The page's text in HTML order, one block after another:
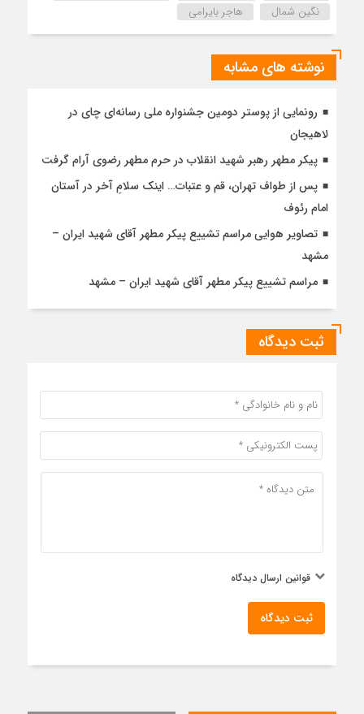
نگین شمال
هاجر بایرامی
نوشته های مشابه
رونمایی از پوستر دومین جشنواره ملی رسانه‌ای چای در
لاهیجان
پیکر مطهر رهبر شهید انقلاب در حرم مطهر رضوی آرام گرفت
پس از طواف تهران، قم و عتبات… اینک سلامِ آخر در آستان
امام رئوف
تصاویر هوایی مراسم تشییع پیکر مطهر آقای شهید ایران –
مشهد
مراسم تشییع پیکر مطهر آقای شهید ایران – مشهد
ثبت دیدگاه
قوانین ارسال دیدگاه
ثبت دیدگاه